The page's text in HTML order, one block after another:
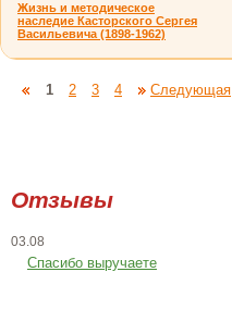
Жизнь и методическое
наследие Касторского Сергея
Васильевича (1898-1962)
1 2 3 4 Следующая
Отзывы
03.08
Спасибо выручаете